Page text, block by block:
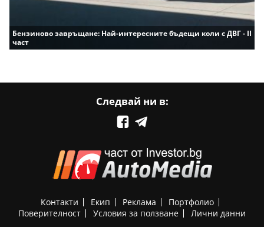
Бензиново завръщане: Най-интересните бъдещи коли с ДВГ - II
част
Следвай ни в:
Контакти Екип Реклама
Портфолио
Поверителност
Условия за ползване Лични данни